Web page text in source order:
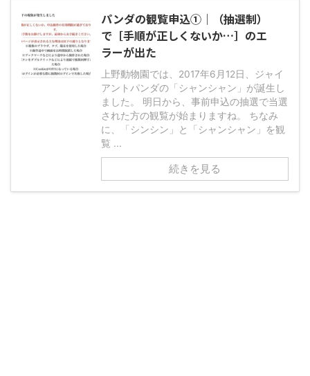
パンダの観覧申込①｜（抽選制）
で［手順が正しくないか…］のエ
ラーが出た
上野動物園では、2017年6月12日、ジャイ
アントパンダの「シャンシャン」が誕生し
ました。 明日から、事前申込の抽選で当選
された方の観覧が始まりますね。 ちなみ
に、「シンシン」と「シャンシャン」を観
覧 ...
続きを見る